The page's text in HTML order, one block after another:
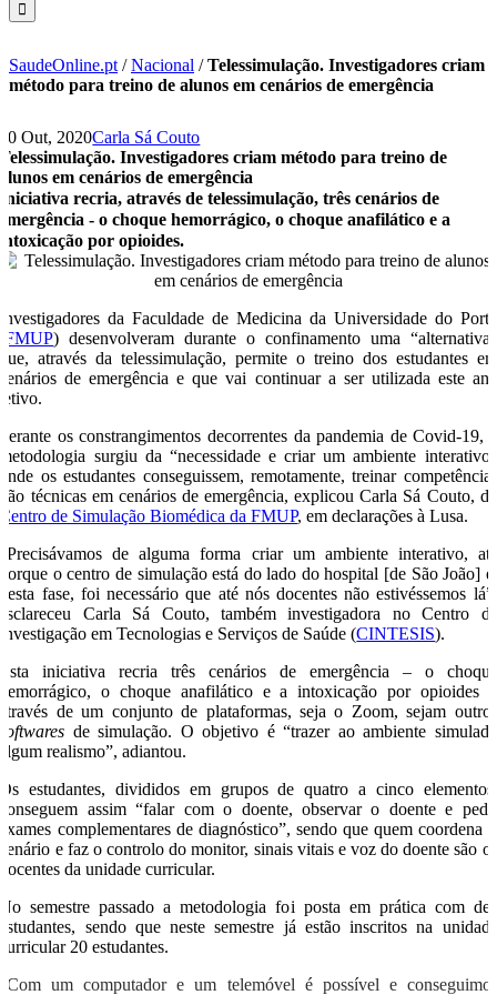
SaudeOnline.pt /Nacional /Telessimulação. Investigadores criam
método para treino de alunos em cenários de emergência
30 Out, 2020Carla Sá Couto
Telessimulação. Investigadores criam método para treino de
alunos em cenários de emergência
Iniciativa recria, através de telessimulação, três cenários de
emergência - o choque hemorrágico, o choque anafilático e a
intoxicação por opioides.
Investigadores da Faculdade de Medicina da Universidade do Porto
FMUP) desenvolveram durante o confinamento uma “alternativa”
que, através da telessimulação, permite o treino dos estudantes em
cenários de emergência e que vai continuar a ser utilizada este ano
letivo.
Perante os constrangimentos decorrentes da pandemia de Covid-19, a
metodologia surgiu da “necessidade e criar um ambiente interativo”
onde os estudantes conseguissem, remotamente, treinar competências
não técnicas em cenários de emergência, explicou Carla Sá Couto, do
Centro de Simulação Biomédica da FMUP, em declarações à Lusa.
“Precisávamos de alguma forma criar um ambiente interativo, até
porque o centro de simulação está do lado do hospital [de São João] e,
nesta fase, foi necessário que até nós docentes não estivéssemos lá”,
esclareceu Carla Sá Couto, também investigadora no Centro de
Investigação em Tecnologias e Serviços de Saúde (CINTESIS).
Esta iniciativa recria três cenários de emergência – o choque
hemorrágico, o choque anafilático e a intoxicação por opioides –
através de um conjunto de plataformas, seja o Zoom, sejam outros
softwares de simulação. O objetivo é “trazer ao ambiente simulado
algum realismo”, adiantou.
Os estudantes, divididos em grupos de quatro a cinco elementos,
conseguem assim “falar com o doente, observar o doente e pedir
exames complementares de diagnóstico”, sendo que quem coordena o
cenário e faz o controlo do monitor, sinais vitais e voz do doente são os
docentes da unidade curricular.
No semestre passado a metodologia foi posta em prática com dez
estudantes, sendo que neste semestre já estão inscritos na unidade
curricular 20 estudantes.
“Com um computador e um telemóvel é possível e conseguimos